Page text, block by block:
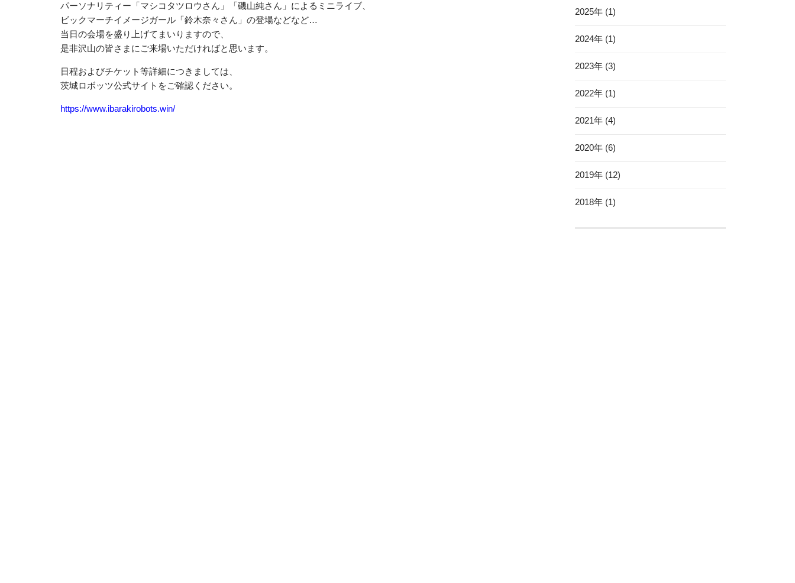
パーソナリティー「マシコタツロウさん」「磯山純さん」によるミニライブ、
ビックマーチイメージガール「鈴木奈々さん」の登場などなど…
当日の会場を盛り上げてまいりますので、
是非沢山の皆さまにご来場いただければと思います。
日程およびチケット等詳細につきましては、
茨城ロボッツ公式サイトをご確認ください。
https://www.ibarakirobots.win/
2025年 (1)
2024年 (1)
2023年 (3)
2022年 (1)
2021年 (4)
2020年 (6)
2019年 (12)
2018年 (1)